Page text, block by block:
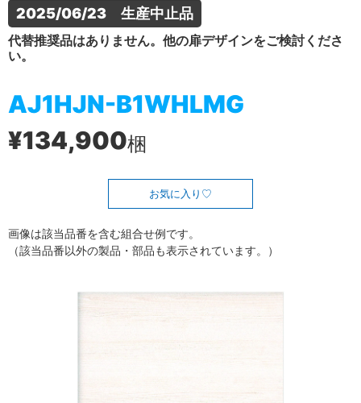
2025/06/23　生産中止品
代替推奨品はありません。他の扉デザインをご検討くださ
い。
AJ1HJN-B1WHLMG
¥134,900梱
お気に入り
画像は該当品番を含む組合せ例です。
（該当品番以外の製品・部品も表示されています。）